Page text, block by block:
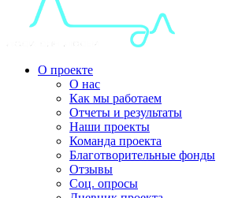
О проекте
О нас
Как мы работаем
Отчеты и результаты
Наши проекты
Команда проекта
Благотворительные фонды
Отзывы
Соц. опросы